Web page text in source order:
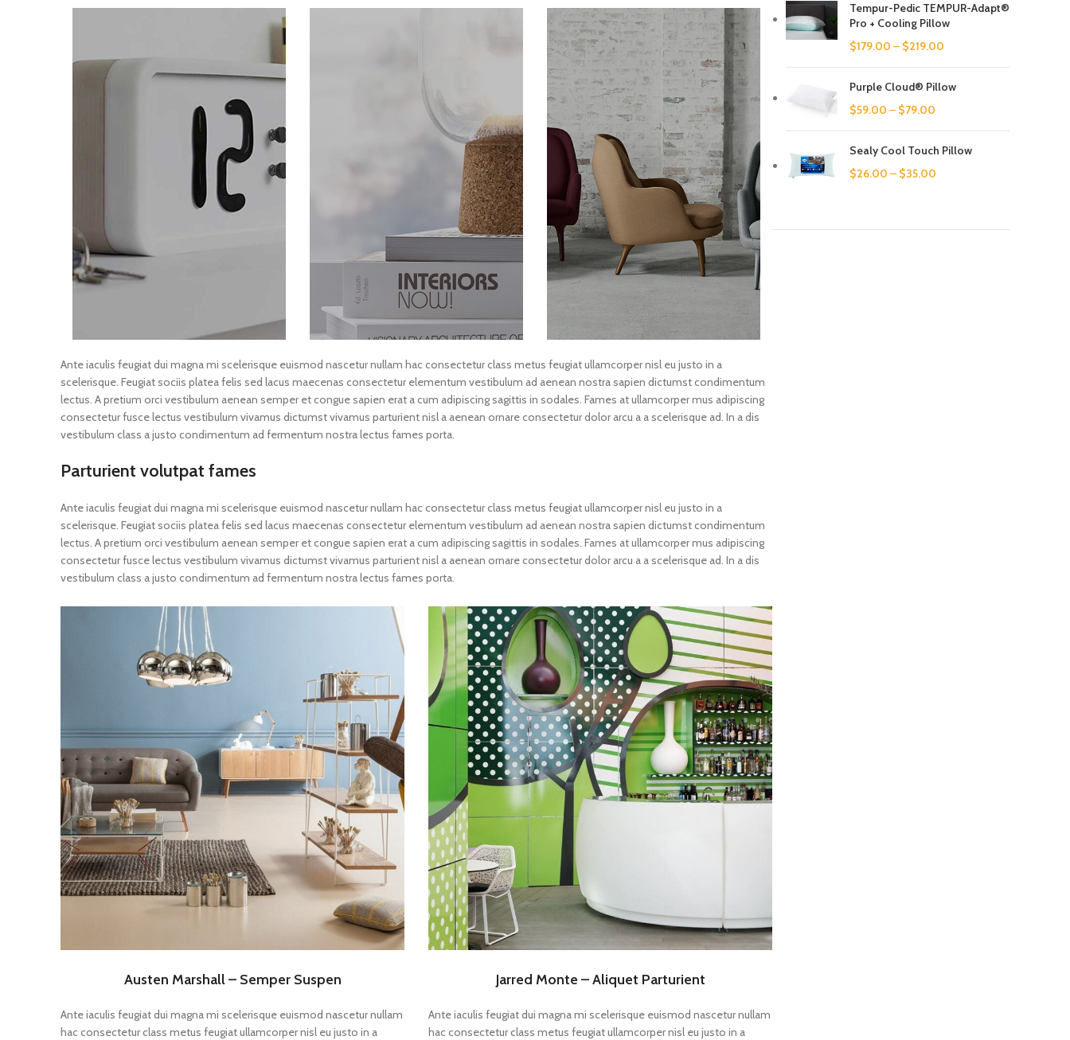
Ante iaculis feugiat dui magna mi scelerisque euismod nascetur nullam hac consectetur class metus feugiat ullamcorper nisl eu justo in a
scelerisque. Feugiat sociis platea felis sed lacus maecenas consectetur elementum vestibulum ad aenean nostra sapien dictumst condimentum
lectus. A pretium orci vestibulum aenean semper et congue sapien erat a cum adipiscing sagittis in sodales. Fames at ullamcorper mus adipiscing
consectetur fusce lectus vestibulum vivamus dictumst vivamus parturient nisl a aenean ornare consectetur dolor arcu a a scelerisque ad. In a dis
vestibulum class a justo condimentum ad fermentum nostra lectus fames porta.
Parturient volutpat fames
Ante iaculis feugiat dui magna mi scelerisque euismod nascetur nullam hac consectetur class metus feugiat ullamcorper nisl eu justo in a
scelerisque. Feugiat sociis platea felis sed lacus maecenas consectetur elementum vestibulum ad aenean nostra sapien dictumst condimentum
lectus. A pretium orci vestibulum aenean semper et congue sapien erat a cum adipiscing sagittis in sodales. Fames at ullamcorper mus adipiscing
consectetur fusce lectus vestibulum vivamus dictumst vivamus parturient nisl a aenean ornare consectetur dolor arcu a a scelerisque ad. In a dis
vestibulum class a justo condimentum ad fermentum nostra lectus fames porta.
Austen Marshall – Semper Suspen
Ante iaculis feugiat dui magna mi scelerisque euismod nascetur nullam
hac consectetur class metus feugiat ullamcorper nisl eu justo in a
Jarred Monte – Aliquet Parturient
Ante iaculis feugiat dui magna mi scelerisque euismod nascetur nullam
hac consectetur class metus feugiat ullamcorper nisl eu justo in a
Tempur-Pedic TEMPUR-Adapt®
Pro + Cooling Pillow
$179.00 – $219.00
Purple Cloud® Pillow
$59.00 – $79.00
Sealy Cool Touch Pillow
$26.00 – $35.00